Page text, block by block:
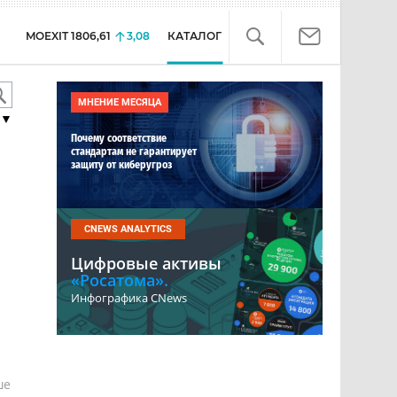
MOEXIT 1806,61 3,08 КАТАЛОГ
МНЕНИЕ МЕСЯЦА
Почему соответствие
стандартам не гарантирует
защиту от киберугроз
CNEWS ANALYTICS
Цифровые активы
«Росатома».
Инфографика CNews